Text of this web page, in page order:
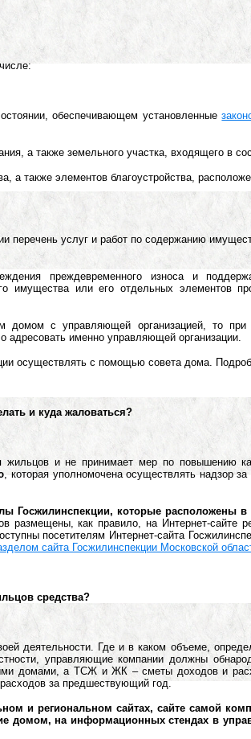
обеспечивающем установленные
а также земельного участка, входящего в
а также элементов благоустройства,
перечень услуг и работ по содержанию
преждевременного износа и
имущества или его отдельных элементов
домом с управляющей организацией, то
адресовать именно управляющей организации.
осуществлять с помощью совета дома.
и куда жаловаться?
и не принимает мер по повышению
, которая уполномочена осуществлять надзор
Госжилинспекции, которые расположены
размещены, как правило, на Интернет-сайте
посетителям Интернет-сайта
сайта Госжилинспекции Московской
средства?
деятельности. Где и в каком объеме,
управляющие компании должны
домами, а ТСЖ и ЖК – сметы доходов и
за предшествующий год.
и региональном сайтах, сайте самой
домом, на информационных стендах в